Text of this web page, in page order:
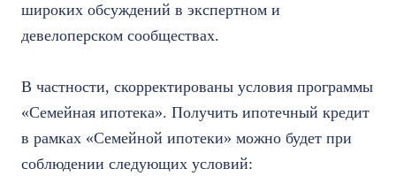
широких обсуждений в экспертном и
девелоперском сообществах.
В частности, скорректированы условия программы
«Семейная ипотека». Получить ипотечный кредит
в рамках «Семейной ипотеки» можно будет при
соблюдении следующих условий: